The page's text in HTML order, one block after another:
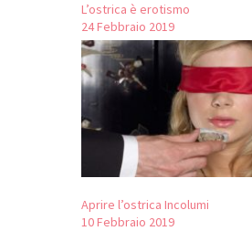
L’ostrica è erotismo
24 Febbraio 2019
Aprire l’ostrica Incolumi
10 Febbraio 2019